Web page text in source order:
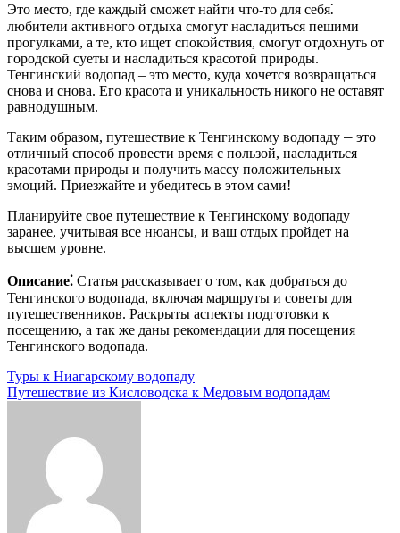
Это место, где каждый сможет найти что-то для себя⁚
любители активного отдыха смогут насладиться пешими
прогулками, а те, кто ищет спокойствия, смогут отдохнуть от
городской суеты и насладиться красотой природы.
Тенгинский водопад – это место, куда хочется возвращаться
снова и снова. Его красота и уникальность никого не оставят
равнодушным.
Таким образом, путешествие к Тенгинскому водопаду ⎼ это
отличный способ провести время с пользой, насладиться
красотами природы и получить массу положительных
эмоций. Приезжайте и убедитесь в этом сами!
Планируйте свое путешествие к Тенгинскому водопаду
заранее, учитывая все нюансы, и ваш отдых пройдет на
высшем уровне.
Описание⁚ Статья рассказывает о том, как добраться до
Тенгинского водопада, включая маршруты и советы для
путешественников. Раскрыты аспекты подготовки к
посещению, а так же даны рекомендации для посещения
Тенгинского водопада.
Навигация
по
Туры к Ниагарскому водопаду
Путешествие из Кисловодска к Медовым водопадам